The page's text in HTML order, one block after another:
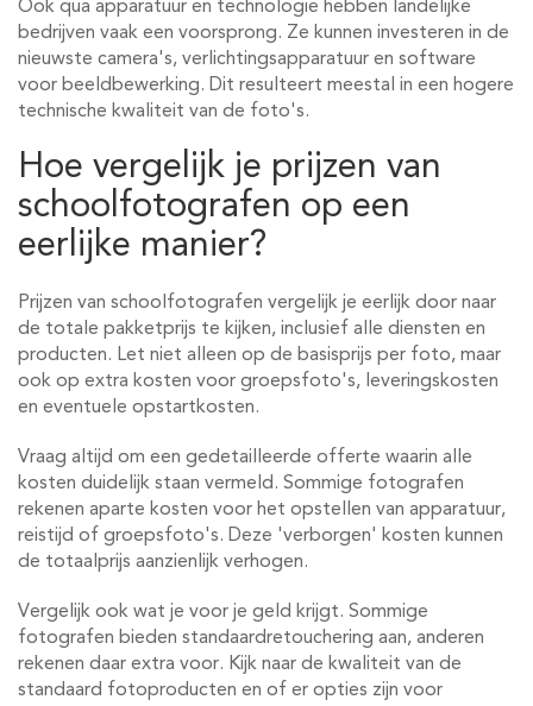
Ook qua apparatuur en technologie hebben landelijke
bedrijven vaak een voorsprong. Ze kunnen investeren in de
nieuwste camera's, verlichtingsapparatuur en software
voor beeldbewerking. Dit resulteert meestal in een hogere
technische kwaliteit van de foto's.
Hoe vergelijk je prijzen van
schoolfotografen op een
eerlijke manier?
Prijzen van schoolfotografen vergelijk je eerlijk door naar
de totale pakketprijs te kijken, inclusief alle diensten en
producten. Let niet alleen op de basisprijs per foto, maar
ook op extra kosten voor groepsfoto's, leveringskosten
en eventuele opstartkosten.
Vraag altijd om een gedetailleerde offerte waarin alle
kosten duidelijk staan vermeld. Sommige fotografen
rekenen aparte kosten voor het opstellen van apparatuur,
reistijd of groepsfoto's. Deze 'verborgen' kosten kunnen
de totaalprijs aanzienlijk verhogen.
Vergelijk ook wat je voor je geld krijgt. Sommige
fotografen bieden standaardretouchering aan, anderen
rekenen daar extra voor. Kijk naar de kwaliteit van de
standaard fotoproducten en of er opties zijn voor